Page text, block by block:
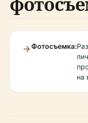
Фотосъемка:
на